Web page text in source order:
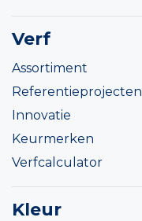
Verf
Assortiment
Referentieprojecten
Innovatie
Keurmerken
Verfcalculator
Kleur